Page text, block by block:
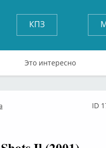
КПЗ
Это интересно
ID